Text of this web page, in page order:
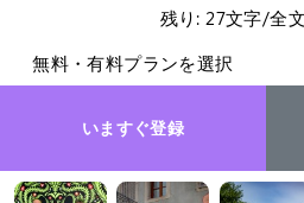
残り: 27文字/全
無料・有料プランを選択
いますぐ登録